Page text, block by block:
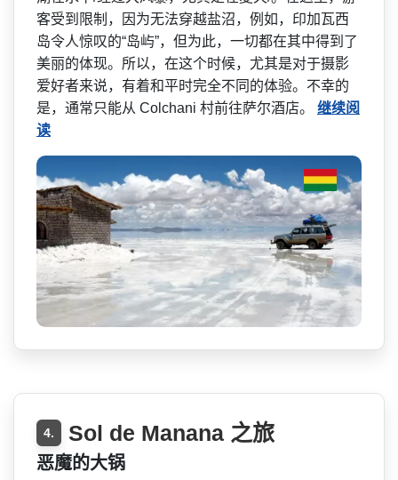
客受到限制，因为无法­穿越盐沼，例如，印加瓦西
岛令人惊叹的“岛屿”，但­为此，一切都在其中得到了
美丽的体现。所以，在这个­时候，尤其是对于摄影
爱好者来说，有着和平时完全不­同的体验。不幸的
是，通常只能从 Colchani 村前往萨尔酒店。 继续阅
读
4. Sol de Manana 之旅
恶魔的大锅